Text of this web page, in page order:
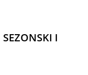
SEZONSKI I